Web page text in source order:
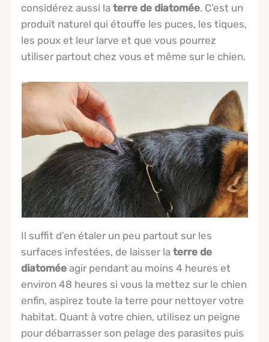
considérez aussi laterre de diatomée. C’est un
produit naturel qui étouffe les puces, les tiques,
les poux et leur larve et que vous pourrez
utiliser partout chez vous et même sur le chien.
Il suffit d’en étaler un peu partout sur les
surfaces infestées, de laisser laterre de
diatomée agir pendant au moins 4 heures et
environ 48 heures si vous la mettez sur le chien
enfin, aspirez toute la terre pour nettoyer votre
habitat. Quant à votre chien, utilisez un peigne
pour débarrasser son pelage des parasites puis